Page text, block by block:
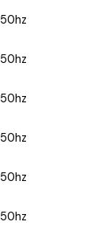
50hz
50hz
50hz
50hz
50hz
50hz